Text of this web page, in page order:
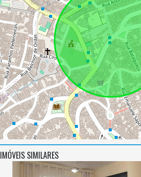
IMÓVEIS SIMILARES